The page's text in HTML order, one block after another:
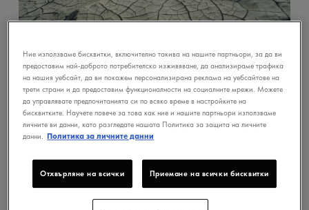
КАК ДА ХИДРАТИРАТЕ
СУХАТА КОЖА?
Ние използваме бисквитки, включително такива на нашите партньори, за да ви
предоставим най-доброто потребителско изживяване, да анализираме трафика
на нашия уебсайт, да ви покажем персонализирана реклама на уебсайтове на
трети страни и да предоставим функционалности на социалните мрежи. Можете
да управлявате предпочитанията си по всяко време в настройките на
бисквитките. Научете повече за това как ние и нашите партньори използваме
личните ви данни, като разгледате нашата Политика за защита на личните
данни. Политика за личните данни
Отхвърляне на всички Приемане на всички бисквитки